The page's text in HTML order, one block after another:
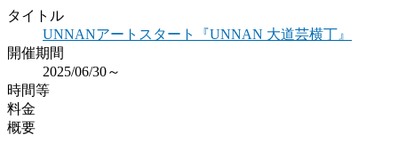
タイトル
UNNANアートスタート『UNNAN 大道芸横丁』
開催期間
2025/06/30～
時間等
料金
概要